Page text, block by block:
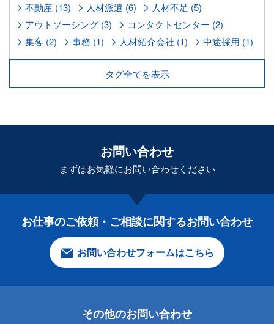
不動産 (13) 人材派遣 (6)
人材不足 (5)
アウトソーシング (3)
コンタクトセンター (2)
集客 (2)
事務 (1) 人材紹介会社 (1) 中途採用 (1)
タグ全てを表示
お問い合わせ
まずはお気軽にお問い合わせください
お仕事のご依頼・ご相談に関するお問い合わせ
お問い合わせフォームはこちら
その他のお問い合わせ